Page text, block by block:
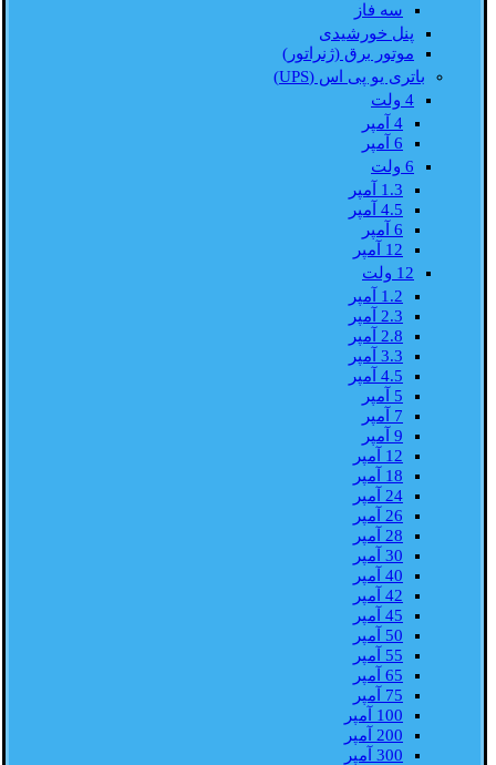
سه فاز
پنل خورشیدی
موتور برق (ژنراتور)
باتری یو پی اس (UPS)
4 ولت
4 آمپر
6 آمپر
6 ولت
1.3 آمپر
4.5 آمپر
6 آمپر
12 آمپر
12 ولت
1.2 آمپر
2.3 آمپر
2.8 آمپر
3.3 آمپر
4.5 آمپر
5 آمپر
7 آمپر
9 آمپر
12 آمپر
18 آمپر
24 آمپر
26 آمپر
28 آمپر
30 آمپر
40 آمپر
42 آمپر
45 آمپر
50 آمپر
55 آمپر
65 آمپر
75 آمپر
100 آمپر
200 آمپر
300 آمپر